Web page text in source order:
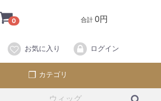
0 合計 0円
お気に入り ログイン
カテゴリ